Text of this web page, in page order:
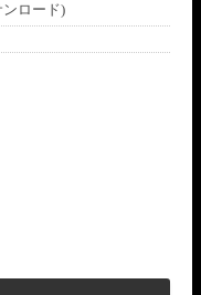
ロード)